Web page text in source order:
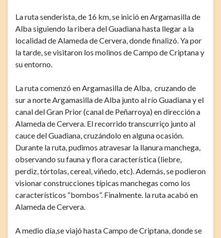
La ruta senderista, de 16 km, se inició en Argamasilla de
Alba siguiendo la ribera del Guadiana hasta llegar a la
localidad de Alameda de Cervera, donde finalizó. Ya por
la tarde, se visitaron los molinos de Campo de Criptana y
su entorno.
La ruta comenzó en Argamasilla de Alba, cruzando de
sur a norte Argamasilla de Alba junto al río Guadiana y el
canal del Gran Prior (canal de Peñarroya) en dirección a
Alameda de Cervera. El recorrido transcurriço junto al
cauce del Guadiana, cruzándolo en alguna ocasión.
Durante la ruta, pudimos atravesar la llanura manchega,
observando su fauna y flora característica (liebre,
perdiz, tórtolas, cereal, viñedo, etc). Además, se podieron
visionar construcciones típicas manchegas como los
característicos “bombos”. Finalmente. la ruta acabó en
Alameda de Cervera.
A medio día,se viajó hasta Campo de Criptana, donde se